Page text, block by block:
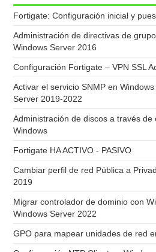
Fortigate: Configuración inicial y
Administración de directivas de
Windows Server 2016
Configuración Fortigate – VPN SSL
Activar el servicio SNMP en
Server 2019-2022
Administración de discos a través de
Windows
Fortigate HA ACTIVO - PASIVO
Cambiar perfil de red Pública a
2019
Migrar controlador de dominio con
Windows Server 2022
GPO para mapear unidades de red